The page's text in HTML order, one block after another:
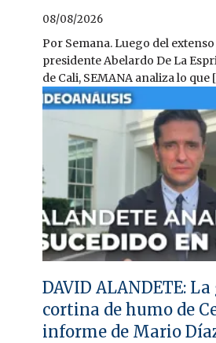
08/08/2026
Por Semana. Luego del
presidente Abelardo De La
de Cali, SEMANA analiza lo que
DAVID ALANDETE:
cortina de humo de
informe de Mario